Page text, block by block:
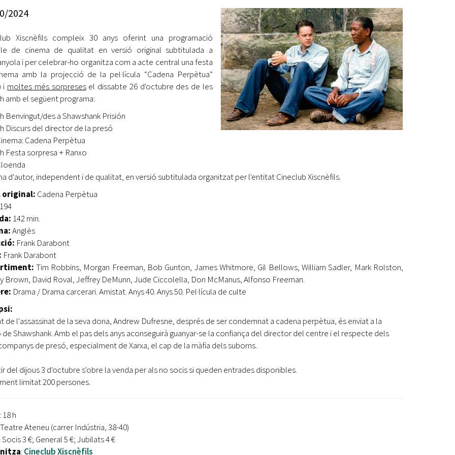
Ètica i Integritat
Retiment de Comptes
Accés a Informació Pública
Dades Obertes
Catàleg de Serveis i Tràmits
jove 2026
Cerdanyola opta a més de 5 milions d'euros del Pla de
Barris per transformar les Fontetes, Quatre Cantons i
l'entorn de l'avinguda Catalunya
El FIT presenta el cartell de la seva 16a edició i dona el
tret de sortida al festival
L’Ajuntament reparteix ulleres gratuïtes per veure
l'eclipsi solar
Entitats
Equipaments
Mercats Municipals
Webs Municipals
2024
Xiscnèfils compleix 30 anys oferint una programació
de cinema de qualitat en versió original subtitulada a
i per celebrar-ho organitza com a acte central una festa
amb la projecció de la pel·lícula “Cadena Perpètua”
i moltes més sorpresesel dissabte 26 d'octubre des de les
amb el següent programa:
Benvingut/des a Shawshank Prisión
Discurs del director de la presó
Cadena Perpètua
Festa sorpresa + Ranxo
d'autor, independent i de qualitat, en versió subtitulada organitzat per l'entitat Cineclub Xiscnèfils.
Cadena Perpètua
194
142 min.
Anglès
Frank Darabont
Frank Darabont
Tim Robbins, Morgan Freeman, Bob Gunton, James Whitmore, Gil Bellows, William Sadler, Mark Rolston,
Brown, David Roval, Jeffrey DeMunn, Jude Ciccolella, Don McManus, Alfonso Freeman.
Drama / Drama carcerari. Amistat. Anys 40. Anys 50. Pel·lícula de culte
de l'assassinat de la seva dona, Andrew Dufresne, després de ser condemnat a cadena perpètua, és enviat a la
de Shawshank. Amb el pas dels anys aconseguirà guanyar-se la confiança del director del centre i el respecte dels
de presó, especialment de Xarxa, el cap de la màfia dels suborns.
del dijous 3 d'octubre s'obre la venda per als no socis si queden entrades disponibles.
limitat 200 persones.
: 18 h
Ateneu (carrer Indústria, 38-40)
: Socis 3 €; General 5 €; Jubilats 4 €
: Cineclub Xiscnèfils